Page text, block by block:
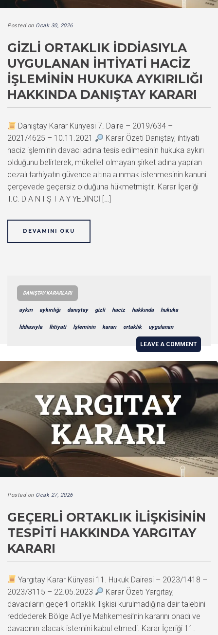
Posted on Ocak 30, 2026
GIZLI ORTAKLIK İDDIASIYLA
UYGULANAN İHTIYATI HACIZ
İŞLEMININ HUKUKA AYKIRILIĞI
HAKKINDA DANIŞTAY KARARI
Danıştay Karar Künyesi 7. Daire – 2019/634 –
2021/4625 – 10.11.2021
Karar Özeti Danıştay, ihtiyati
haciz işleminin davacı adına tesis edilmesinin hukuka aykırı
olduğunu belirterek, mükellef olmayan şirket adına yapılan
cezalı tarhiyatın güvence altına alınmak istenmesinin kanuni
çerçevede geçersiz olduğuna hükmetmiştir. Karar İçeriği
T.C. D A N I Ş T A Y YEDİNCİ […]
DEVAMINI OKU
DANIŞTAY KARARLARI
aykırı aykırılığı danıştay gizli haciz hakkında hukuka
İddiasıyla İhtiyati İşleminin kararı ortaklık uygulanan
LEAVE A COMMENT
Posted on Ocak 27, 2026
GEÇERLI ORTAKLIK İLIŞKISININ
TESPITI HAKKINDA YARGITAY
KARARI
Yargıtay Karar Künyesi 11. Hukuk Dairesi – 2023/1418 –
2023/3115 – 22.05.2023
Karar Özeti Yargıtay,
davacıların geçerli ortaklık ilişkisi kurulmadığına dair talebini
reddederek Bölge Adliye Mahkemesi’nin kararını onadı ve
davacının alacak istemini kabul etmedi. Karar İçeriği 11.